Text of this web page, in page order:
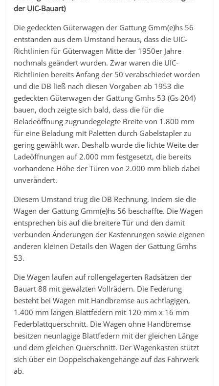
der UIC-Bauart)
Die gedeckten Güterwagen der Gattung Gmm(e)hs 56
entstanden aus dem Umstand heraus, dass die UIC-
Richtlinien für Güterwagen Mitte der 1950er Jahre
nochmals geändert wurden. Zwar waren die UIC-
Richtlinien bereits Anfang der 50 verabschiedet worden
und die DB ließ nach diesen Vorgaben ab 1953 die
gedeckten Güterwagen der Gattung Gmhs 53 (Gs 204)
bauen, doch zeigte sich bald, dass die für die
Beladeöffnung zugrundegelegte Breite von 1.800 mm
für eine Beladung mit Paletten durch Gabelstapler zu
gering gewählt war. Deshalb wurde die lichte Weite der
Ladeöffnungen auf 2.000 mm festgesetzt, die bereits
vorhandene Höhe der Türen von 2.000 mm blieb dabei
unverändert.
Diesem Umstand trug die DB Rechnung, indem sie die
Wagen der Gattung Gmm(e)hs 56 beschaffte. Die Wagen
entsprechen bis auf die breitere Tür und den damit
verbunden Änderungen der Kastenrungen sowie eigenen
anderen kleinen Details den Wagen der Gattung Gmhs
53.
Die Wagen laufen auf rollengelagerten Radsätzen der
Bauart 88 mit gewalzten Vollrädern. Die Federung
besteht bei Wagen mit Handbremse aus achtlagigen,
1.400 mm langen Blattfedern mit 120 mm x 16 mm
Federblattquerschnitt. Die Wagen ohne Handbremse
besitzen neunlagige Blattfedern mit der gleichen Länge
und dem gleichen Querschnitt. Der Wagenkasten stützt
sich über ein Doppelschakengehänge auf das Fahrwerk
ab.